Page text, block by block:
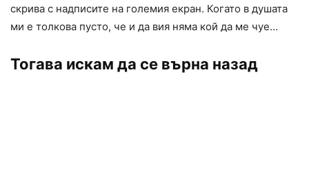
скрива с надписите на големия екран. Когато в душата
ми е толкова пусто, че и да вия няма кой да ме чуе…
Тогава искам да се върна назад